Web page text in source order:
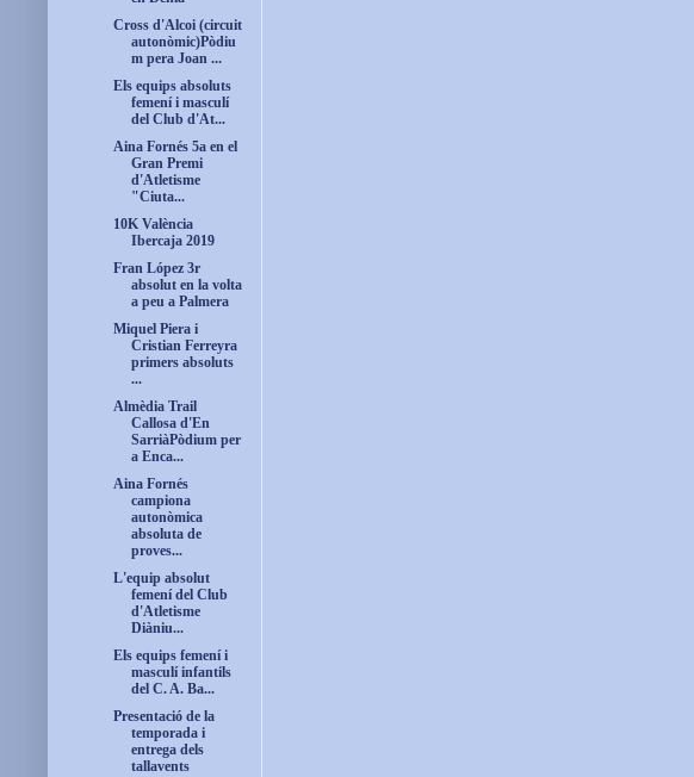
Cross d'Alcoi (circuit
autonòmic)Pòdiu
m pera Joan ...
Els equips absoluts
femení i masculí
del Club d'At...
Aina Fornés 5a en el
Gran Premi
d'Atletisme
"Ciuta...
10K València
Ibercaja 2019
Fran López 3r
absolut en la volta
a peu a Palmera
Miquel Piera i
Cristian Ferreyra
primers absoluts
...
Almèdia Trail
Callosa d'En
SarriàPòdium per
a Enca...
Aina Fornés
campiona
autonòmica
absoluta de
proves...
L'equip absolut
femení del Club
d'Atletisme
Diàniu...
Els equips femení i
masculí infantils
del C. A. Ba...
Presentació de la
temporada i
entrega dels
tallavents